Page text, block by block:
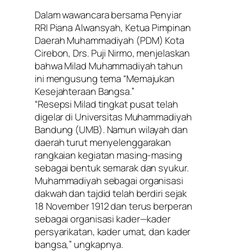
Dalam wawancara bersama Penyiar
RRI Piana Alwansyah, Ketua Pimpinan
Daerah Muhammadiyah (PDM) Kota
Cirebon, Drs. Puji Nirmo, menjelaskan
bahwa Milad Muhammadiyah tahun
ini mengusung tema “Memajukan
Kesejahteraan Bangsa.”
“Resepsi Milad tingkat pusat telah
digelar di Universitas Muhammadiyah
Bandung (UMB). Namun wilayah dan
daerah turut menyelenggarakan
rangkaian kegiatan masing-masing
sebagai bentuk semarak dan syukur.
Muhammadiyah sebagai organisasi
dakwah dan tajdid telah berdiri sejak
18 November 1912 dan terus berperan
sebagai organisasi kader—kader
persyarikatan, kader umat, dan kader
bangsa,” ungkapnya.